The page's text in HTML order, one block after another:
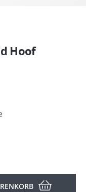
Hoof